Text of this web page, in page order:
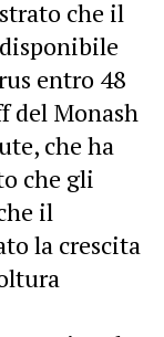
che il
entro 48
del Monash
che ha
che gli
il
la crescita